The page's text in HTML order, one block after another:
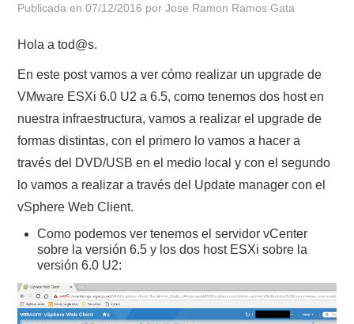
Publicada en07/12/2016 porJose Ramon Ramos Gata
Hola a tod@s.
En este post vamos a ver cómo realizar un upgrade de
VMware ESXi 6.0 U2 a 6.5, como tenemos dos host en
nuestra infraestructura, vamos a realizar el upgrade de
formas distintas, con el primero lo vamos a hacer a
través del DVD/USB en el medio local y con el segundo
lo vamos a realizar a través del Update manager con el
vSphere Web Client.
Como podemos ver tenemos el servidor vCenter
sobre la versión 6.5 y los dos host ESXi sobre la
versión 6.0 U2: